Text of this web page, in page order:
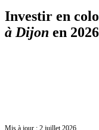
Investir en
à Dijon en
Mis à jour : 2 juillet 2026